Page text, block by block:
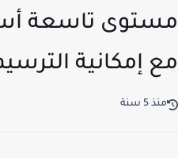
تاسعة
إمكانية الترسيم
5 سنة